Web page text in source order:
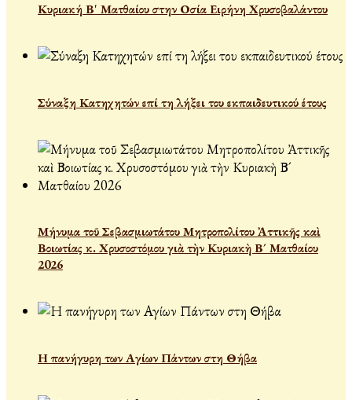
Κυριακή Β' Ματθαίου στην Οσία Ειρήνη Χρυσοβαλάντου
Σύναξη Κατηχητών επί τη λήξει του εκπαιδευτικού έτους
Μήνυμα τοῦ Σεβασμιωτάτου Μητροπολίτου Ἀττικῆς καὶ
Βοιωτίας κ. Χρυσοστόμου γιὰ τὴν Κυριακὴ Β´ Ματθαίου
2026
Η πανήγυρη των Αγίων Πάντων στη Θήβα